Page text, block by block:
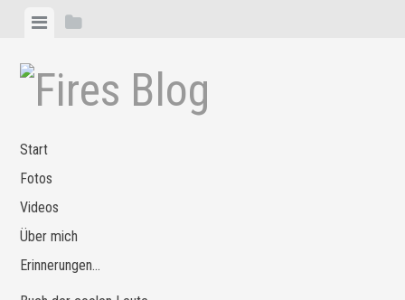
Zum
springen
MenüSeitenleiste
Start
Fotos
Videos
Über mich
Erinnerungen…